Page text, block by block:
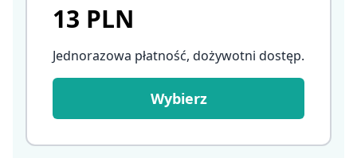
13 PLN
Jednorazowa płatność, dożywotni dostęp.
Wybierz